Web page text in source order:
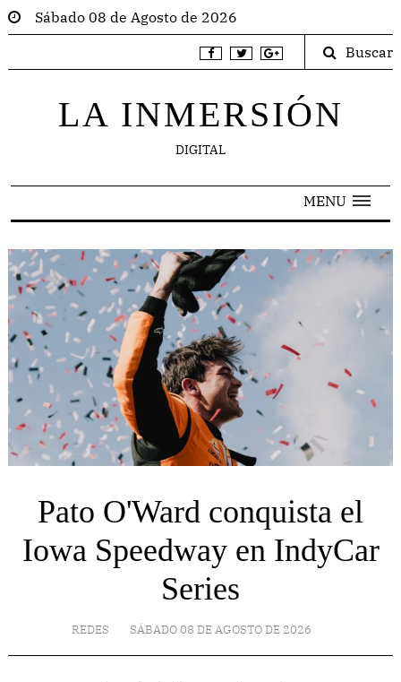
Sábado 08 de Agosto de 2026
Buscar
LA INMERSIÓN
DIGITAL
MENU
Pato O'Ward conquista el
Iowa Speedway en IndyCar
Series
REDES SÁBADO 08 DE AGOSTO DE 2026